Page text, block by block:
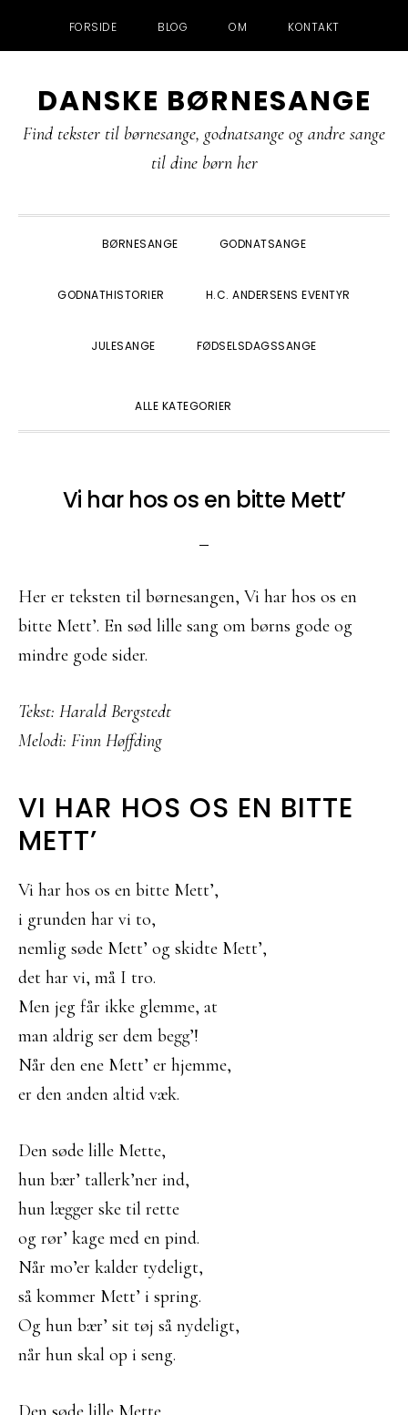
FORSIDE BLOG OM KONTAKT
direkte
til
indhold
direkte
til
direkte
til
DANSKE BØRNESANGE
Find tekster til børnesange, godnatsange og andre sange
til dine børn her
BØRNESANGE GODNATSANGE
GODNATHISTORIER H.C. ANDERSENS EVENTYR
JULESANGE FØDSELSDAGSSANGE
ALLE KATEGORIER
Vi har hos os en bitte Mett’
Her er teksten til børnesangen, Vi har hos os en
bitte Mett’. En sød lille sang om børns gode og
mindre gode sider.
Tekst: Harald Bergstedt
Melodi: Finn Høffding
VI HAR HOS OS EN BITTE
METT’
Vi har hos os en bitte Mett’,
i grunden har vi to,
nemlig søde Mett’ og skidte Mett’,
det har vi, må I tro.
Men jeg får ikke glemme, at
man aldrig ser dem begg’!
Når den ene Mett’ er hjemme,
er den anden altid væk.
Den søde lille Mette,
hun bær’ tallerk’ner ind,
hun lægger ske til rette
og rør’ kage med en pind.
Når mo’er kalder tydeligt,
så kommer Mett’ i spring.
Og hun bær’ sit tøj så nydeligt,
når hun skal op i seng.